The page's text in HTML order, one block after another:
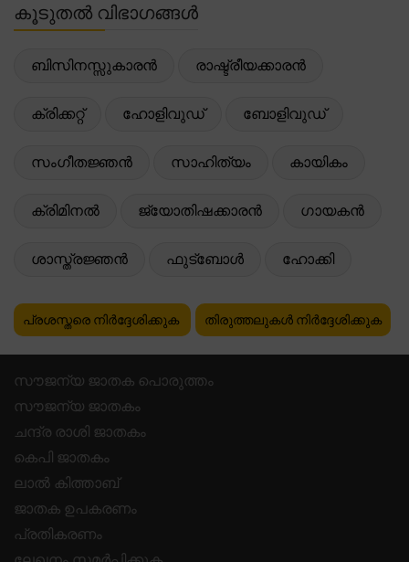
കൂടുതൽ വിഭാഗങ്ങൾ
ബിസിനസ്സുകാരൻ രാഷ്ട്രീയക്കാരൻ
ക്രിക്കറ്റ് ഹോളിവുഡ് ബോളിവുഡ്
സംഗീതജ്ഞൻ സാഹിത്യം കായികം
ക്രിമിനൽ ജ്യോതിഷക്കാരൻ ഗായകൻ
ശാസ്ത്രജ്ഞൻ ഫുട്ബോൾ ഹോക്കി
പ്രശസ്തരെ നിർദ്ദേശിക്കുക തിരുത്തലുകൾ നിർദ്ദേശിക്കുക
സൗജന്യ ജാതക പൊരുത്തം
സൗജന്യ ജാതകം
ചന്ദ്ര രാശി ജാതകം
കെപി ജാതകം
ലാൽ കിത്താബ്
ജാതക ഉപകരണം
പ്രതികരണം